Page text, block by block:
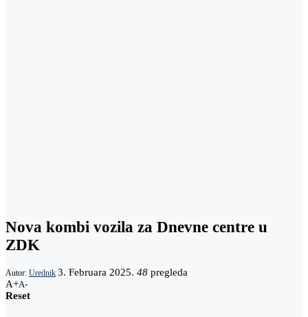
Nova kombi vozila za Dnevne centre u
ZDK
Autor: Urednik 3. Februara 2025. 48 pregleda
A+A-
Reset